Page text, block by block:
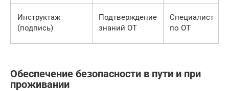
Инструктаж
(подпись)
Подтверждение
знаний ОТ
Специалист
по ОТ
Обеспечение безопасности в пути и при
проживании